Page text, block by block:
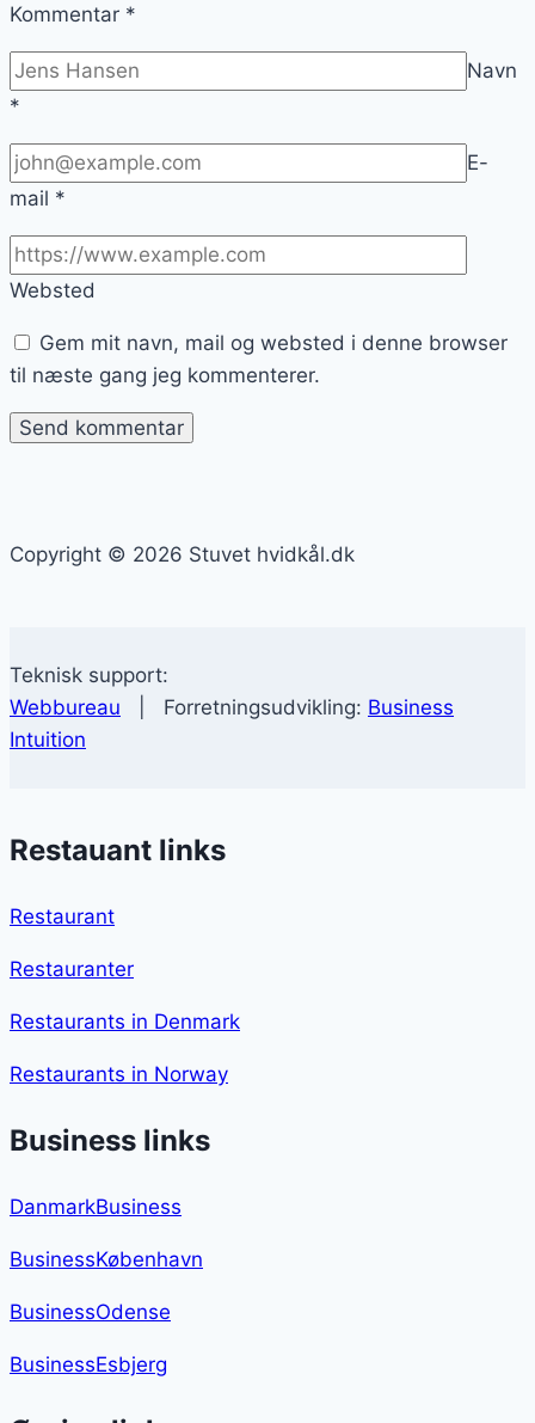
Kommentar *
Navn
*
E-
mail *
Websted
Gem mit navn, mail og websted i denne browser
til næste gang jeg kommenterer.
Copyright © 2026 Stuvet hvidkål.dk
Teknisk support:
Webbureau | Forretningsudvikling: Business
Intuition
Restauant links
Restaurant
Restauranter
Restaurants in Denmark
Restaurants in Norway
Business links
DanmarkBusiness
BusinessKøbenhavn
BusinessOdense
BusinessEsbjerg